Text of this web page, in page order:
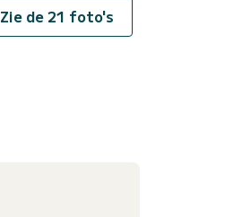
Zie de 21 foto's